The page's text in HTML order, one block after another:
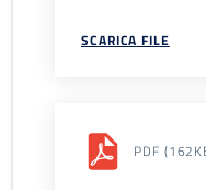
SCARICA FILE
PDF